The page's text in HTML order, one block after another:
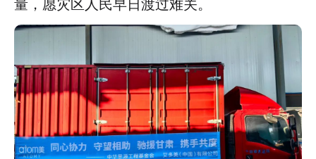
量，愿灾区人民早日渡过难关。